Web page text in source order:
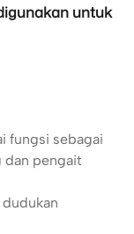
untuk
fungsi sebagai
dan pengait